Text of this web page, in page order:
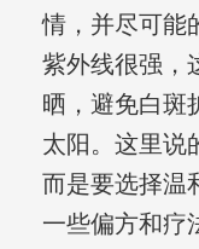
情，并尽可能
紫外线很强，
晒，避免白斑
太阳。这里说
而是要选择温
一些偏方和疗